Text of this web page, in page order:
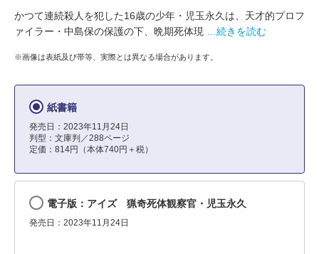
かつて連続殺人を犯した16歳の少年・児玉永久は、天才的プロフ
ァイラー・中島保の保護の下、晩期死体現
…続きを読む
※画像は表紙及び帯等、実際とは異なる場合があります。
紙書籍
発売日：2023年11月24日
判型：文庫判／288ページ
定価：814円（本体740円＋税）
電子版：アイズ 猟奇死体観察官・児玉永久
発売日：2023年11月24日